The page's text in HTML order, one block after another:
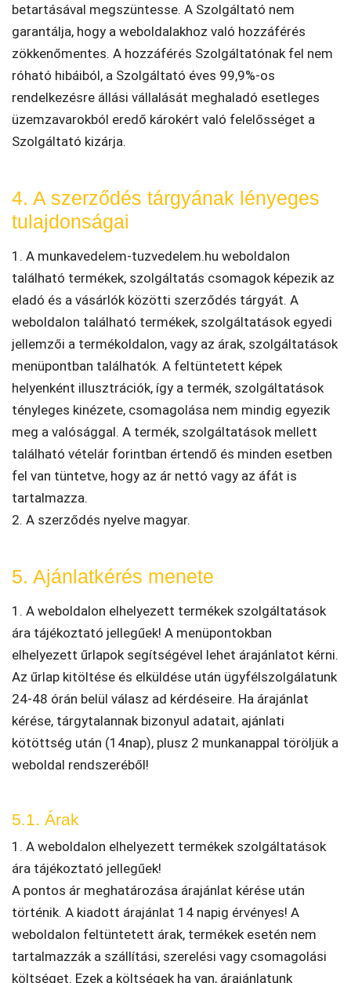
betartásával megszüntesse. A Szolgáltató nem
garantálja, hogy a weboldalakhoz való hozzáférés
zökkenőmentes. A hozzáférés Szolgáltatónak fel nem
róható hibáiból, a Szolgáltató éves 99,9%-os
rendelkezésre állási vállalását meghaladó esetleges
üzemzavarokból eredő károkért való felelősséget a
Szolgáltató kizárja.
4. A szerződés tárgyának lényeges
tulajdonságai
1. A munkavedelem-tuzvedelem.hu weboldalon
található termékek, szolgáltatás csomagok képezik az
eladó és a vásárlók közötti szerződés tárgyát. A
weboldalon található termékek, szolgáltatások egyedi
jellemzői a termékoldalon, vagy az árak, szolgáltatások
menüpontban találhatók. A feltüntetett képek
helyenként illusztrációk, így a termék, szolgáltatások
tényleges kinézete, csomagolása nem mindig egyezik
meg a valósággal. A termék, szolgáltatások mellett
található vételár forintban értendő és minden esetben
fel van tüntetve, hogy az ár nettó vagy az áfát is
tartalmazza.
2. A szerződés nyelve magyar.
5. Ajánlatkérés menete
1. A weboldalon elhelyezett termékek szolgáltatások
ára tájékoztató jellegűek! A menüpontokban
elhelyezett űrlapok segítségével lehet árajánlatot kérni.
Az űrlap kitöltése és elküldése után ügyfélszolgálatunk
24-48 órán belül válasz ad kérdéseire. Ha árajánlat
kérése, tárgytalannak bizonyul adatait, ajánlati
kötöttség után (14nap), plusz 2 munkanappal töröljük a
weboldal rendszeréből!
5.1. Árak
1. A weboldalon elhelyezett termékek szolgáltatások
ára tájékoztató jellegűek!
A pontos ár meghatározása árajánlat kérése után
történik. A kiadott árajánlat 14 napig érvényes! A
weboldalon feltüntetett árak, termékek esetén nem
tartalmazzák a szállítási, szerelési vagy csomagolási
költséget. Ezek a költségek ha van, árajánlatunk